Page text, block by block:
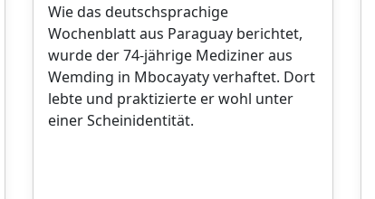
Wie das deutschsprachige
Wochenblatt aus Paraguay berichtet,
wurde der 74-jährige Mediziner aus
Wemding in Mbocayaty verhaftet. Dort
lebte und praktizierte er wohl unter
einer Scheinidentität.